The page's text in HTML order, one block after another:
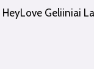
HeyLove Geliiniai